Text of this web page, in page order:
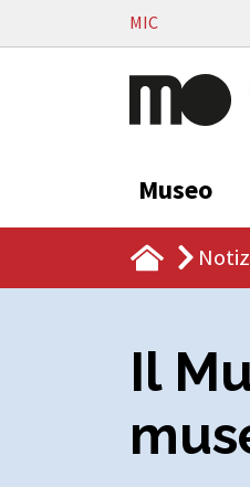
Vai al contenutoMIC
Museo
Il